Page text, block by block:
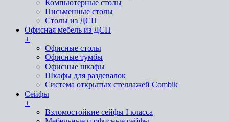
Компьютерные столы
Письменные столы
Столы из ДСП
Офисная мебель из ДСП
+
Офисные столы
Офисные тумбы
Офисные шкафы
Шкафы для раздевалок
Система открытых стеллажей Combik
Сейфы
+
Взломостойкие сейфы I класса